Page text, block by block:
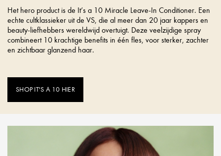
Het hero product is de It’s a 10 Miracle Leave-In Conditioner. Een
echte cultklassieker uit de VS, die al meer dan 20 jaar kappers en
beauty-liefhebbers wereldwijd overtuigt. Deze veelzijdige spray
combineert 10 krachtige benefits in één fles, voor sterker, zachter
en zichtbaar glanzend haar.
SHOP IT'S A 10 HIER